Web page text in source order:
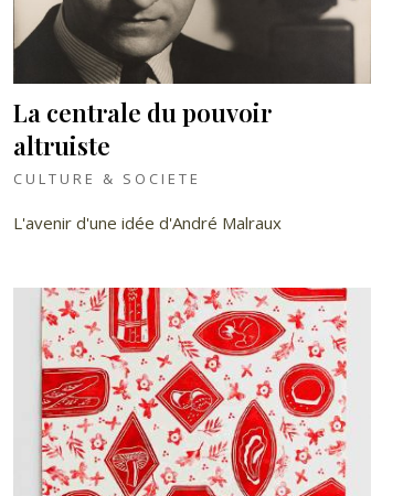
La centrale du pouvoir
altruiste
CULTURE & SOCIETE
L'avenir d'une idée d'André Malraux